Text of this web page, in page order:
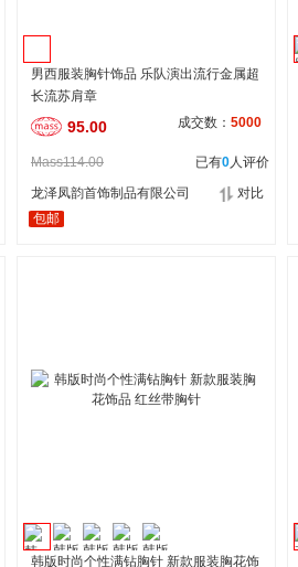
男西服装胸针饰品 乐队演出流行金属超
长流苏肩章
95.00 成交数： 5000
Mass114.00 已有0人评价
龙泽凤韵首饰制品有限公司
对比
包邮
韩版时尚个性满钻胸针 新款服装胸花饰